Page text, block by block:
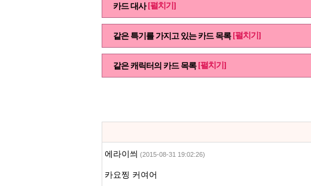
카드 대사 [펼치기]
같은 특기를 가지고 있는 카드 목록 [펼치기]
같은 캐릭터의 카드 목록 [펼치기]
에라이씌 (2015-08-31 19:02:26)
카요찡 커여어